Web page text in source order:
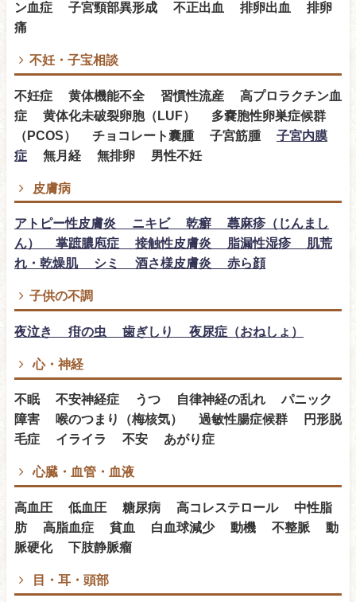
ン血症 子宮頸部異形成 不正出血 排卵出血 排卵
痛
不妊・子宝相談
不妊症 黄体機能不全 習慣性流産 高プロラクチン血
症 黄体化未破裂卵胞（LUF） 多嚢胞性卵巣症候群
（PCOS） チョコレート囊腫 子宮筋腫 子宮内膜
症 無月経 無排卵 男性不妊
皮膚病
アトピー性皮膚炎 ニキビ 乾癬 蕁麻疹（じんまし
ん） 掌蹠膿庖症 接触性皮膚炎 脂漏性湿疹 肌荒
れ・乾燥肌 シミ 酒さ様皮膚炎 赤ら顔
子供の不調
夜泣き 疳の虫 歯ぎしり 夜尿症（おねしょ）
心・神経
不眠 不安神経症 うつ 自律神経の乱れ パニック
障害 喉のつまり（梅核気） 過敏性腸症候群 円形脱
毛症 イライラ 不安 あがり症
心臓・血管・血液
高血圧 低血圧 糖尿病 高コレステロール 中性脂
肪 高脂血症 貧血 白血球減少 動機 不整脈 動
脈硬化 下肢静脈瘤
目・耳・頭部